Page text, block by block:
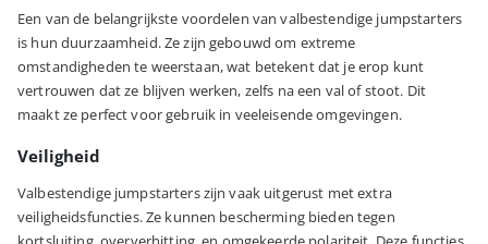
Een van de belangrijkste voordelen van valbestendige jumpstarters
is hun duurzaamheid. Ze zijn gebouwd om extreme
omstandigheden te weerstaan, wat betekent dat je erop kunt
vertrouwen dat ze blijven werken, zelfs na een val of stoot. Dit
maakt ze perfect voor gebruik in veeleisende omgevingen.
Veiligheid
Valbestendige jumpstarters zijn vaak uitgerust met extra
veiligheidsfuncties. Ze kunnen bescherming bieden tegen